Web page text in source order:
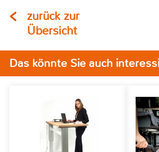
zurück zur
Übersicht
Das könnte Sie auch